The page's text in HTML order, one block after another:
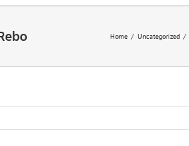
Home / Uncategorized /